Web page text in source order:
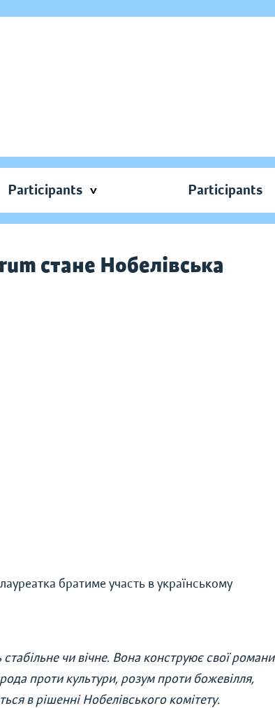
Participants Participants
стане Нобелівська
братиме участь в українському
чи вічне. Вона конструює свої романи
проти культури, розум проти божевілля,
в рішенні Нобелівського комітету.